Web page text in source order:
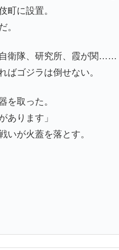
町に設置。
。
衛隊、研究所、霞が関……
ばゴジラは倒せない。
を取った。
あります」
いが火蓋を落とす。